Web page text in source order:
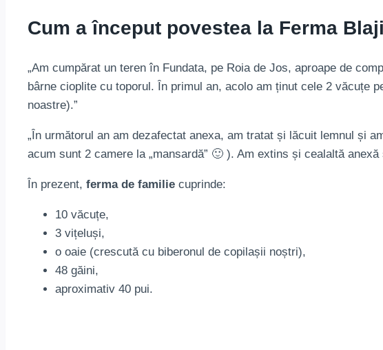
Cum a început povestea la Ferma
„Am cumpărat un teren în Fundata, pe Roia de Jos, aproape de
bârne cioplite cu toporul. În primul an, acolo am ținut cele 2 văcuțe
noastre).”
„În următorul an am dezafectat anexa, am tratat și lăcuit lemnul și
acum sunt 2 camere la „mansardă” 🙂 ). Am extins și cealaltă
În prezent, ferma de familie cuprinde:
10 văcuțe,
3 vițeluși,
o oaie (crescută cu biberonul de copilașii noștri),
48 găini,
aproximativ 40 pui.